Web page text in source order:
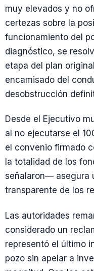
muy elevados y no
certezas sobre la
funcionamiento del
diagnóstico, se
etapa del plan
encamisado del
desobstrucción
Desde el Ejecutivo
al no ejecutarse el
el convenio firmado
la totalidad de los
señalaron— asegura
transparente de los
Las autoridades
considerado un
representó el último
pozo sin apelar a